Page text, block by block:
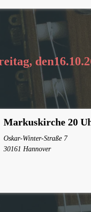
Markuskirche 20
Oskar-Winter-Straße 7
30161 Hannover